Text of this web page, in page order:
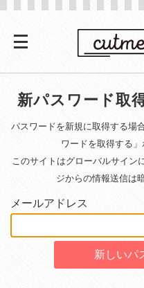
新パスワード取
パスワードを新規に取得する場
ワードを取得する」
このサイトはグローバルサイン
ジからの情報送信は
メールアドレス